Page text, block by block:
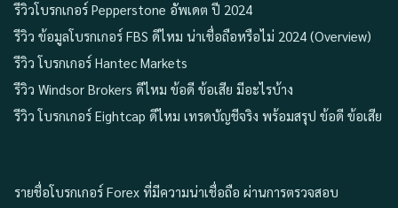
รีวิวโบรกเกอร์ Pepperstone อัพเดต ปี 2024
รีวิว ข้อมูลโบรกเกอร์ FBS ดีไหม น่าเชื่อถือหรือไม่ 2024 (Overview)
รีวิว โบรกเกอร์ Hantec Markets
รีวิว Windsor Brokers ดีไหม ข้อดี ข้อเสีย มีอะไรบ้าง
รีวิว โบรกเกอร์ Eightcap ดีไหม เทรดบัญชีจริง พร้อมสรุป ข้อดี ข้อเสีย
รายชื่อโบรกเกอร์ Forex ที่มีความน่าเชื่อถือ ผ่านการตรวจสอบ